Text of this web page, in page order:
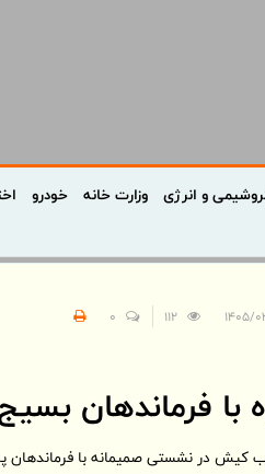
و انرژی وزارت خانه خودرو
112
0
با فرماندهان
کیش در نشستی صمیمانه با فرماندهان